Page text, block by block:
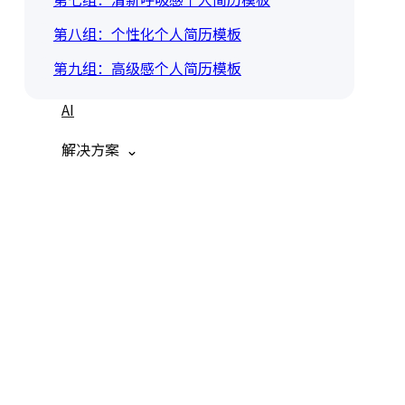
AI
解决方案
第八组：个性化个人简历模板
第九组：高级感个人简历模板